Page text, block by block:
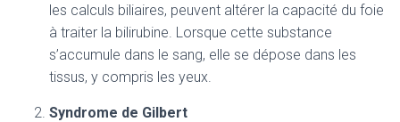
les calculs biliaires, peuvent altérer la capacité du foie
à traiter la bilirubine. Lorsque cette substance
s’accumule dans le sang, elle se dépose dans les
tissus, y compris les yeux.
Syndrome de Gilbert